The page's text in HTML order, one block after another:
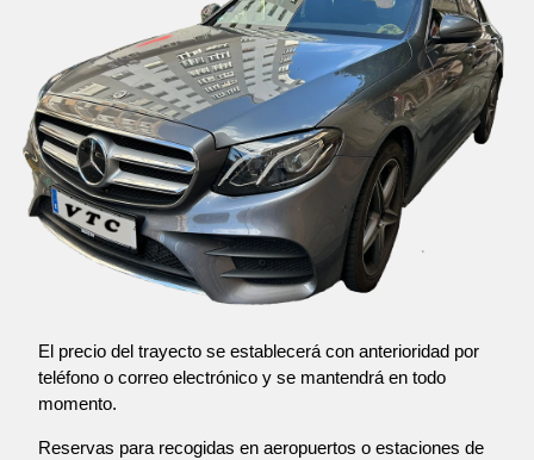
El precio del trayecto se establecerá con anterioridad por
teléfono o correo electrónico y se mantendrá en todo
momento.
Reservas para recogidas en aeropuertos o estaciones de